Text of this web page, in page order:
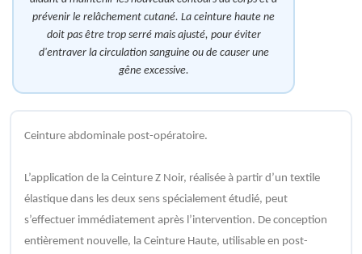
prévenir le relâchement cutané. La ceinture haute ne
doit pas être trop serré mais ajusté, pour éviter
d'entraver la circulation sanguine ou de causer une
gêne excessive.
Ceinture abdominale post-opératoire.
L’application de la Ceinture Z Noir, réalisée à partir d’un textile
élastique dans les deux sens spécialement étudié, peut
s’effectuer immédiatement après l’intervention. De conception
entièrement nouvelle, la Ceinture Haute, utilisable en post-